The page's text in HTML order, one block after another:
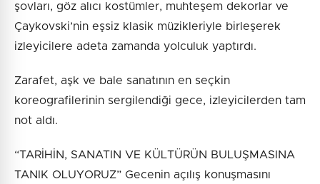
şovları, göz alıcı kostümler, muhteşem dekorlar ve
Çaykovski’nin eşsiz klasik müzikleriyle birleşerek
izleyicilere adeta zamanda yolculuk yaptırdı.
Zarafet, aşk ve bale sanatının en seçkin
koreografilerinin sergilendiği gece, izleyicilerden tam
not aldı.
“TARİHİN, SANATIN VE KÜLTÜRÜN BULUŞMASINA
TANIK OLUYORUZ” Gecenin açılış konuşmasını